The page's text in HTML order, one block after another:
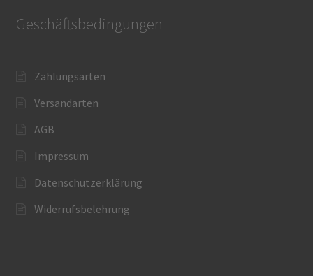
Geschäftsbedingungen
Zahlungsarten
Versandarten
AGB
Impressum
Datenschutzerklärung
Widerrufsbelehrung